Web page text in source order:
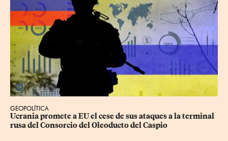
GEOPOLÍTICA
Ucrania promete a EU el cese de sus ataques a la terminal
rusa del Consorcio del Oleoducto del Caspio